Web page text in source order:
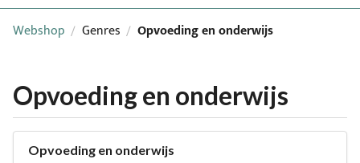
Webshop / Genres / Opvoeding en onderwijs
Opvoeding en onderwijs
Opvoeding en onderwijs